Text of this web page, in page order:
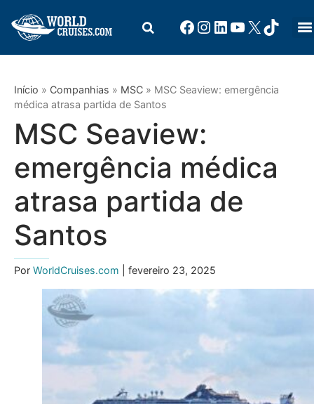
Início » Companhias » MSC » MSC Seaview: emergência
médica atrasa partida de Santos
MSC Seaview:
emergência médica
atrasa partida de
Santos
Por WorldCruises.com | fevereiro 23, 2025